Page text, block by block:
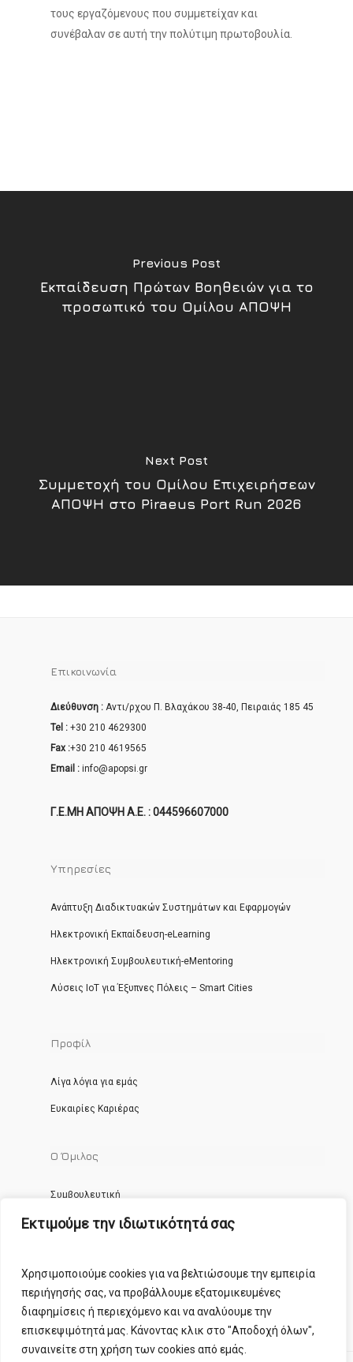
Εκτιμούμε την ιδιωτικότητά σας
Χρησιμοποιούμε cookies για να βελτιώσουμε την εμπειρία
περιήγησής σας, να προβάλλουμε εξατομικευμένες
διαφημίσεις ή περιεχόμενο και να αναλύουμε την
επισκεψιμότητά μας. Κάνοντας κλικ στο "Αποδοχή όλων",
συναινείτε στη χρήση των cookies από εμάς.
τους εργαζόμενους που συμμετείχαν και
συνέβαλαν σε αυτή την πολύτιμη πρωτοβουλία.
Previous Post
Εκπαίδευση Πρώτων Βοηθειών για το
προσωπικό του Ομίλου ΑΠΟΨΗ
Next Post
Συμμετοχή του Ομίλου Επιχειρήσεων
ΑΠΟΨΗ στο Piraeus Port Run 2026
Επικοινωνία
Διεύθυνση : Αντι/ρχου Π. Βλαχάκου 38-40, Πειραιάς 185 45
Tel : +30 210 4629300
Fax :+30 210 4619565
Email : info@apopsi.gr
Γ.Ε.ΜΗ ΑΠΟΨΗ Α.Ε. : 044596607000
Υπηρεσίες
Ανάπτυξη Διαδικτυακών Συστημάτων και Εφαρμογών
Ηλεκτρονική Εκπαίδευση-eLearning
Ηλεκτρονική Συμβουλευτική-eMentoring
Λύσεις ΙοΤ για Έξυπνες Πόλεις – Smart Cities
Προφίλ
Λίγα λόγια για εμάς
Ευκαιρίες Καριέρας
Ο Όμιλος
Συμβουλευτική
Εκπαίδευση